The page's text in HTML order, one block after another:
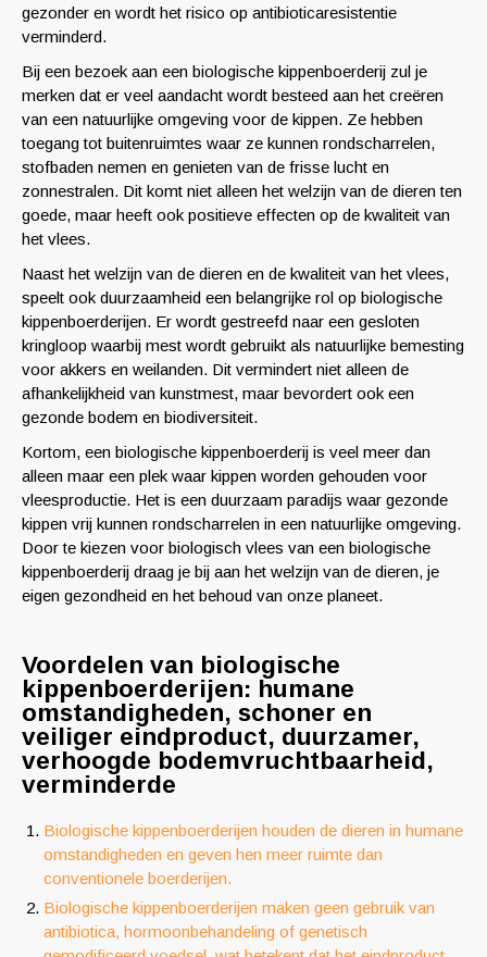
gezonder en wordt het risico op antibioticaresistentie
verminderd.
Bij een bezoek aan een biologische kippenboerderij zul je
merken dat er veel aandacht wordt besteed aan het creëren
van een natuurlijke omgeving voor de kippen. Ze hebben
toegang tot buitenruimtes waar ze kunnen rondscharrelen,
stofbaden nemen en genieten van de frisse lucht en
zonnestralen. Dit komt niet alleen het welzijn van de dieren ten
goede, maar heeft ook positieve effecten op de kwaliteit van
het vlees.
Naast het welzijn van de dieren en de kwaliteit van het vlees,
speelt ook duurzaamheid een belangrijke rol op biologische
kippenboerderijen. Er wordt gestreefd naar een gesloten
kringloop waarbij mest wordt gebruikt als natuurlijke bemesting
voor akkers en weilanden. Dit vermindert niet alleen de
afhankelijkheid van kunstmest, maar bevordert ook een
gezonde bodem en biodiversiteit.
Kortom, een biologische kippenboerderij is veel meer dan
alleen maar een plek waar kippen worden gehouden voor
vleesproductie. Het is een duurzaam paradijs waar gezonde
kippen vrij kunnen rondscharrelen in een natuurlijke omgeving.
Door te kiezen voor biologisch vlees van een biologische
kippenboerderij draag je bij aan het welzijn van de dieren, je
eigen gezondheid en het behoud van onze planeet.
Voordelen van biologische
kippenboerderijen: humane
omstandigheden, schoner en
veiliger eindproduct, duurzamer,
verhoogde bodemvruchtbaarheid,
verminderde
Biologische kippenboerderijen houden de dieren in humane
omstandigheden en geven hen meer ruimte dan
conventionele boerderijen.
Biologische kippenboerderijen maken geen gebruik van
antibiotica, hormoonbehandeling of genetisch